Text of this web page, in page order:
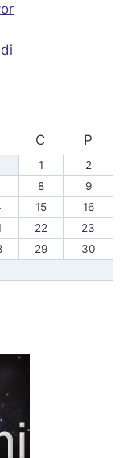
C P
1
2
8
9
15
16
22
23
29
30